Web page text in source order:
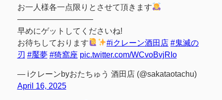
お一人様各一点限りとさせて頂きます
—————————–
早めにゲットしてくださいね!
お待ちしております
#iクレーン酒田店 #鬼滅の
刃 #魘夢 #猗窩座 pic.twitter.com/WCvoBvjRIo
— iクレーンbyおたちゅう 酒田店 (@sakataotachu)
April 16, 2025